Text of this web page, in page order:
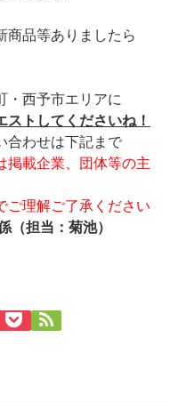
商品等ありましたら
・西予市エリアに
ストしてくださいね！
合わせは下記まで
掲載企業、団体等の主
ご理解ご了承ください
（担当：菊池）